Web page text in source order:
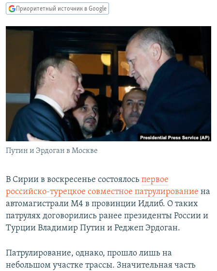
Вернутся
КАВКАЗ.РЕАЛИИ
СЕВЕР.РЕАЛИИ
СИБИРЬ.РЕАЛИИ
РАСПИСАНИЕ ВЕЩАНИЯ
ПОДПИШИТЕСЬ НА РАССЫЛКУ
СОЦИАЛЬНЫЕ СЕТИ
Все сайты РСЕ/РС
Приоритетный источник в Google
Путин и Эрдоган в Москве
В Сирии в воскресенье состоялось первое
российско-турецкое совместное патрулирование на
автомагистрали M4 в провинции Идлиб. О таких
патрулях договорились ранее президенты России и
Турции Владимир Путин и Реджеп Эрдоган.
Патрулирование, однако, прошло лишь на
небольшом участке трассы. Значительная часть